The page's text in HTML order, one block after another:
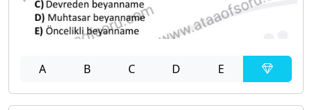
A B C D E